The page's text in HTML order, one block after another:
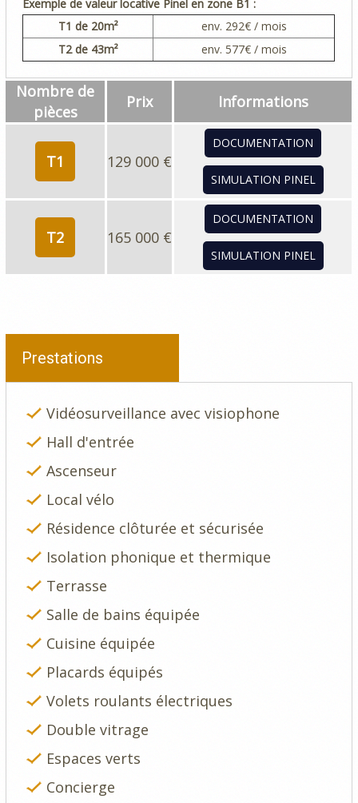
Exemple de valeur locative Pinel en zone B1 :
T1 de 20m² env. 292€ / mois
T2de 43m² env. 577€ / mois
Nombre de
pièces
Prix Informations
T1 129 000 €
DOCUMENTATION
SIMULATION PINEL
T2 165 000 €
DOCUMENTATION
SIMULATION PINEL
Prestations
Vidéosurveillance avec visiophone
Hall d'entrée
Ascenseur
Local vélo
Résidence clôturée et sécurisée
Isolation phonique et thermique
Terrasse
Salle de bains équipée
Cuisine équipée
Placards équipés
Volets roulants électriques
Double vitrage
Espaces verts
Concierge